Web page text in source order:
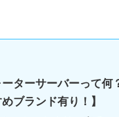
ターサーバーって何
ブランド有り！】